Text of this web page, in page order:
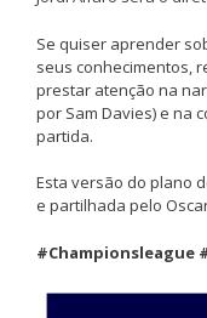
Se quiser aprender
seus conhecimentos,
prestar atenção na
por Sam Davies) e na
partida.
Esta versão do plano
e partilhada pelo
#Championsleague